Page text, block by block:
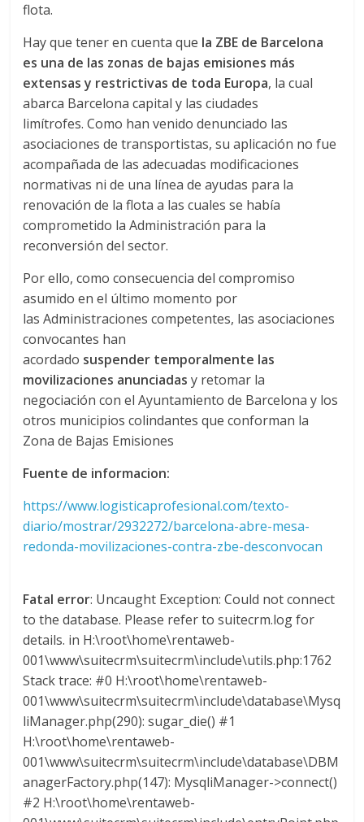
p
o
s
y
M
a
q
u
n
a
r
a
e
n
C
o
flota.
Hay que tener en cuenta que la ZBE de Barcelona
es una de las zonas de bajas emisiones más
extensas y restrictivas de toda Europa, la cual
abarca Barcelona capital y las ciudades
limítrofes. Como han venido denunciado las
asociaciones de transportistas, su aplicación no fue
acompañada de las adecuadas modificaciones
normativas ni de una línea de ayudas para la
renovación de la flota a las cuales se había
comprometido la Administración para la
reconversión del sector.
Por ello, como consecuencia del compromiso
asumido en el último momento por
las Administraciones competentes, las asociaciones
convocantes han
acordado suspender temporalmente las
movilizaciones anunciadas y retomar la
negociación con el Ayuntamiento de Barcelona y los
otros municipios colindantes que conforman la
Zona de Bajas Emisiones
Fuente de informacion:
https://www.logisticaprofesional.com/texto-
diario/mostrar/2932272/barcelona-abre-mesa-
redonda-movilizaciones-contra-zbe-desconvocan
Fatal error: Uncaught Exception: Could not connect
to the database. Please refer to suitecrm.log for
details. in H:\root\home\rentaweb-
001\www\suitecrm\suitecrm\include\utils.php:1762
Stack trace: #0 H:\root\home\rentaweb-
001\www\suitecrm\suitecrm\include\database\Mysq
liManager.php(290): sugar_die() #1
H:\root\home\rentaweb-
001\www\suitecrm\suitecrm\include\database\DBM
anagerFactory.php(147): MysqliManager->connect()
#2 H:\root\home\rentaweb-